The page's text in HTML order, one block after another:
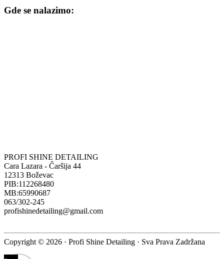
je
Gde se nalazimo:
PROFI SHINE DETAILING
Cara Lazara - Ĉaršija 44
12313 Boževac
PIB:112268480
MB:65990687
063/302-245
profishinedetailing@gmail.com
Copyright © 2026 · Profi Shine Detailing · Sva Prava Zadržana